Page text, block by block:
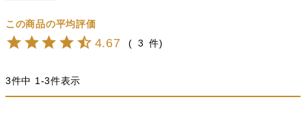
4.67 3
3件中 1-3件表示